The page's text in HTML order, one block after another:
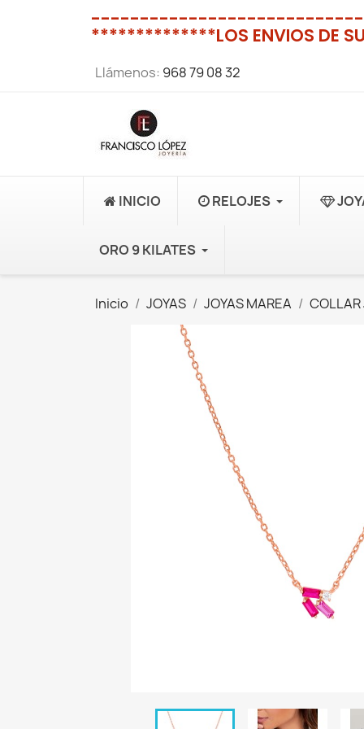
----------------------------
**************LOS ENVIOS DE
Llámenos: 968 79 08 32
INICIO RELOJES
ORO 9 KILATES
Inicio JOYAS JOYAS MAREA